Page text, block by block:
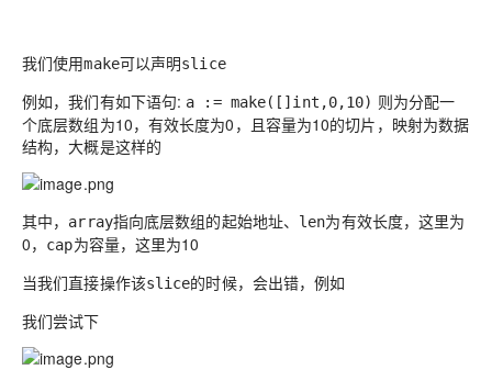
我们使用make可以声明slice
例如，我们有如下语句: a := make([]int,0,10) 则为分配一
个底层数组为10，有效长度为0，且容量为10的切片，映射为数据
结构，大概是这样的
其中， array指向底层数组的起始地址、 len为有效长度，这里为
0，
cap为容量，这里为10
当我们直接操作该slice的时候，会出错，例如
我们尝试下